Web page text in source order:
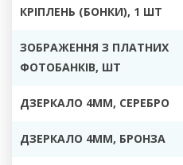
КРІПЛЕНЬ (БОНКИ), 1 ШТ
ЗОБРАЖЕННЯ З ПЛАТНИХ
ФОТОБАНКІВ, ШТ
ДЗЕРКАЛО 4ММ, СЕРЕБРО
ДЗЕРКАЛО 4ММ, БРОНЗА